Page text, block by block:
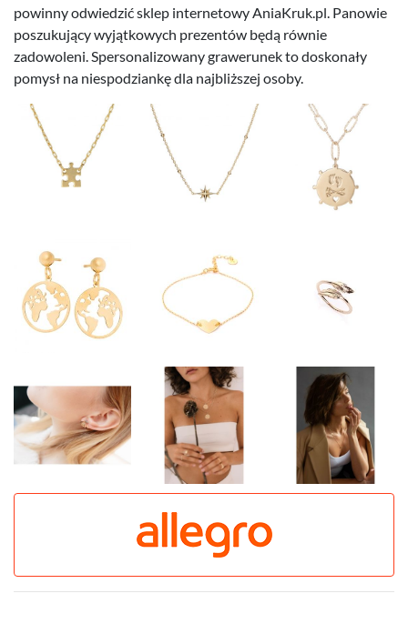
powinny odwiedzić sklep internetowy AniaKruk.pl. Panowie
poszukujący wyjątkowych prezentów będą równie
zadowoleni. Spersonalizowany grawerunek to doskonały
pomysł na niespodziankę dla najbliższej osoby.